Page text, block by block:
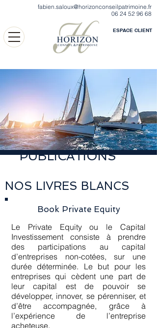
ESPACE CLIENT
fabien.saloux@horizonconseilpatrimoine.fr
06 24 52 96 68
PUBLICATIONS
NOS LIVRES BLANCS
Book Private Equity
Le Private Equity ou le Capital
Investissement consiste à prendre
des participations au capital
d’entreprises non-cotées, sur une
durée déterminée. Le but pour les
entreprises qui cèdent une part de
leur capital est de pouvoir se
développer, innover, se pérenniser, et
d’être accompagnée, grâce à
l’expérience de l’entreprise
acheteuse.